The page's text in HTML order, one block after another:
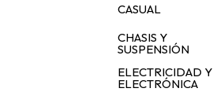
CASUAL
CHASIS Y
SUSPENSIÓN
ELECTRICIDAD Y
ELECTRÓNICA